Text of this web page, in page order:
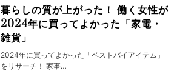
暮らしの質が上がった！ 働く女性が
2024年に買ってよかった「家電・
雑貨」
2024年に買ってよかった「ベストバイアイテム」
をリサーチ！ 家事…